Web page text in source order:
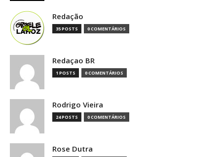
Redação
35 POSTS 0 COMENTÁRIOS
Redaçao BR
1 POSTS 0 COMENTÁRIOS
Rodrigo Vieira
24 POSTS 0 COMENTÁRIOS
Rose Dutra